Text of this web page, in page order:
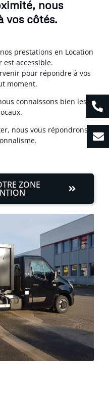
nous
vos côtés.
prestations en Location
est accessible.
pour répondre à vos
moment.
connaissons bien les
nous vous répondrons
ZONE